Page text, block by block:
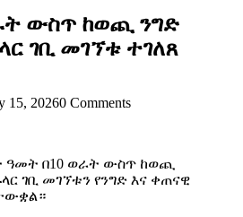
ውስጥ ከወጪ ንግድ
ገቢ መገኘቱ ተገለጸ
15, 20260 Comments
ዓመት በ10 ወራት ውስጥ ከወጪ
ገቢ መገኘቱን የንግድ እና ቀጠናዊ